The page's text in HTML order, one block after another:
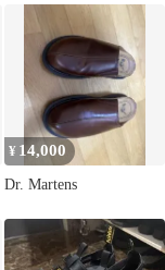
¥ 14,000
Dr. Martens